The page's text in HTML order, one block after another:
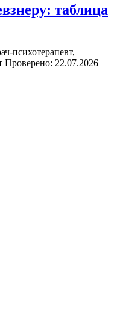
таблица
психотерапевт,
Проверено: 22.07.2026